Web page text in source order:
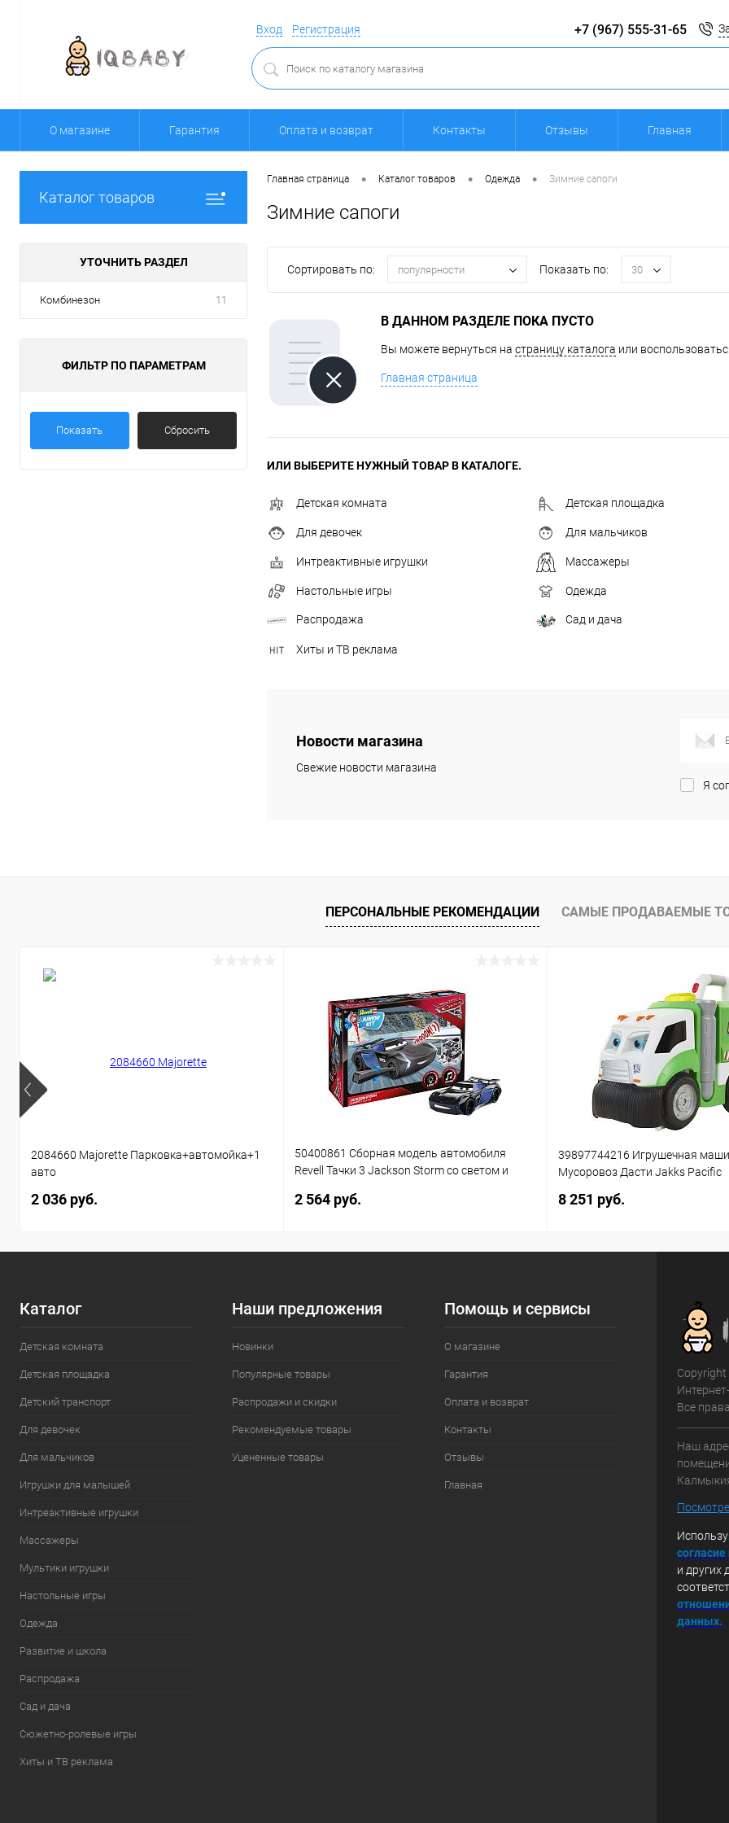
Вход Регистрация +7 (967) 555-31-65
О магазине Гарантия Оплата и возврат Контакты Отзывы Главная
Каталог товаров
УТОЧНИТЬ РАЗДЕЛ
Комбинезон 11
ФИЛЬТР ПО ПАРАМЕТРАМ
Показать Сбросить
Главная страница • Каталог товаров • Одежда • Зимние сапоги
Зимние сапоги
Сортировать по: популярности Показать по: 30
В ДАННОМ РАЗДЕЛЕ ПОКА ПУСТО
Вы можете вернуться на страницу каталога или
Главная страница
ИЛИ ВЫБЕРИТЕ НУЖНЫЙ ТОВАР В КАТАЛОГЕ.
Детская комната Детская площадка
Для девочек Для мальчиков
Интреактивные игрушки Массажеры
Настольные игры Одежда
Распродажа Сад и дача
Хиты и ТВ реклама
Новости магазина
Свежие новости магазина
Я
ПЕРСОНАЛЬНЫЕ РЕКОМЕНДАЦИИ САМЫЕ ПРОДАВАЕМЫЕ
2084660 Majorette Парковка+автомойка+1
авто
2 036 руб.
50400861 Сборная модель автомобиля
Revell Тачки 3 Jackson Storm со светом и
2 564 руб.
39897744216 Игрушечная
Мусоровоз Дасти Jakks Pacific
8 251 руб.
Каталог
Детская комната
Детская площадка
Детский транспорт
Для девочек
Для мальчиков
Игрушки для малышей
Интреактивные игрушки
Массажеры
Мультики игрушки
Настольные игры
Одежда
Развитие и школа
Распродажа
Сад и дача
Сюжетно-ролевые игры
Хиты и ТВ реклама
Наши предложения
Новинки
Популярные товары
Распродажи и скидки
Рекомендуемые товары
Уцененные товары
Помощь и сервисы
О магазине
Гарантия
Оплата и возврат
Контакты
Отзывы
Главная
Все
Наш
согласие
и других
данных.